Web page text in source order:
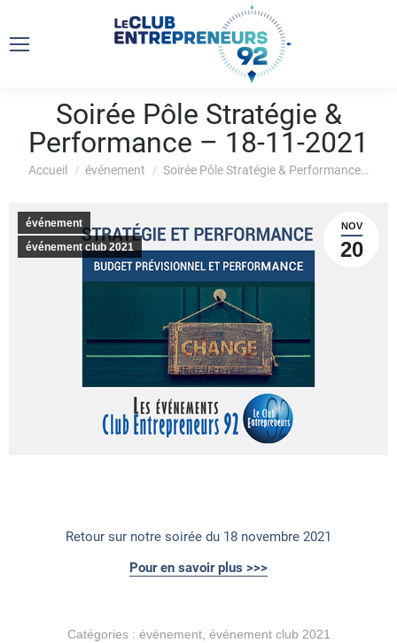
Soirée Pôle Stratégie &
Performance – 18-11-2021
Vous êtes ici :
Accueil événement Soirée Pôle Stratégie & Performance…
NOV
20
événement
événement club 2021
Retour sur notre soirée du 18 novembre 2021
Pour en savoir plus >>>
Catégories : événement, événement club 2021